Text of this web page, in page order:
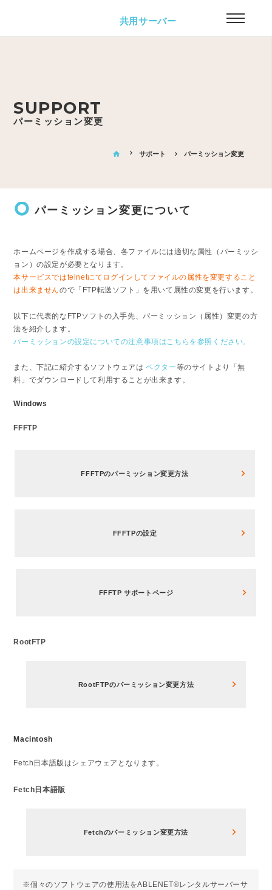
共用サーバー
SUPPORT
パーミッション変更
home サポート パーミッション変更
trip_origin パーミッション変更について
ホームページを作成する場合、各ファイルには適切な属性（パーミッシ
ョン）の設定が必要となります。
本サービスではtelnetにてログインしてファイルの属性を変更すること
は出来ませんので「FTP転送ソフト」を用いて属性の変更を行います。
以下に代表的なFTPソフトの入手先、パーミッション（属性）変更の方
法を紹介します。
パーミッションの設定についての注意事項はこちらを参照ください。
また、下記に紹介するソフトウェアはベクター等のサイトより「無
料」でダウンロードして利用することが出来ます。
Windows
FFFTP
FFFTPのパーミッション変更方法
FFFTPの設定
FFFTP サポートページ
RootFTP
RootFTPのパーミッション変更方法
Macintosh
Fetch日本語版はシェアウェアとなります。
Fetch日本語版
Fetchのパーミッション変更方法
※個々のソフトウェアの使用法をABLENET®レンタルサーバーサ